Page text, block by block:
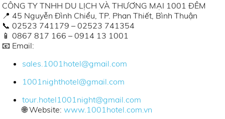
CÔNG TY TNHH DU LỊCH VÀ THƯƠNG MẠI 1001 ĐÊM
📍 45 Nguyễn Đình Chiểu, TP. Phan Thiết, Bình Thuận
📞 02523 741179 – 02523 741354
📱 0867 817 166 – 0914 13 1001
📧 Email:
sales.1001hotel@gmail.com
1001nighthotel@gmail.com
tour.hotel1001night@gmail.com
🌐 Website:www.1001hotel.com.vn